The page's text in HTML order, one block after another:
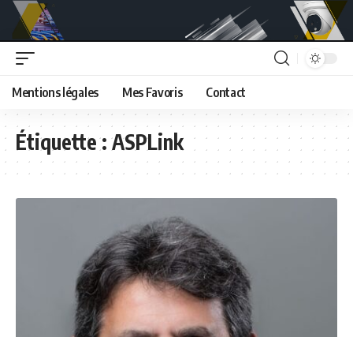
Mentions légales Mes Favoris Contact
Étiquette :ASPLink